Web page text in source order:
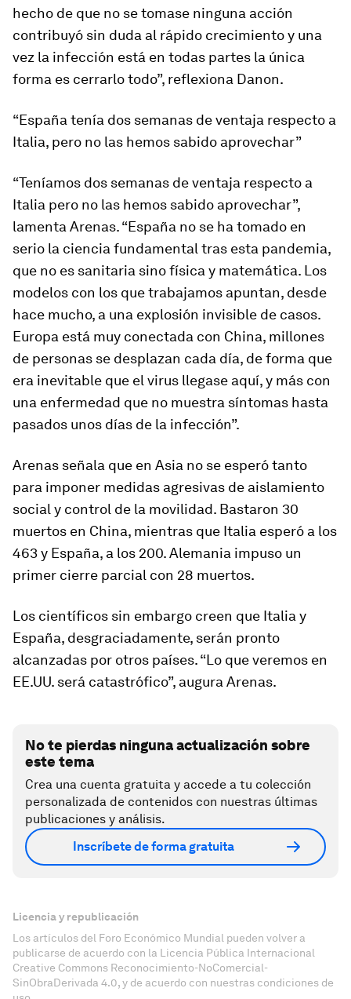
hecho de que no se tomase ninguna acción
contribuyó sin duda al rápido crecimiento y una
vez la infección está en todas partes la única
forma es cerrarlo todo”, reflexiona Danon.
“España tenía dos semanas de ventaja respecto a
Italia, pero no las hemos sabido aprovechar”
“Teníamos dos semanas de ventaja respecto a
Italia pero no las hemos sabido aprovechar”,
lamenta Arenas. “España no se ha tomado en
serio la ciencia fundamental tras esta pandemia,
que no es sanitaria sino física y matemática. Los
modelos con los que trabajamos apuntan, desde
hace mucho, a una explosión invisible de casos.
Europa está muy conectada con China, millones
de personas se desplazan cada día, de forma que
era inevitable que el virus llegase aquí, y más con
una enfermedad que no muestra síntomas hasta
pasados unos días de la infección”.
Arenas señala que en Asia no se esperó tanto
para imponer medidas agresivas de aislamiento
social y control de la movilidad. Bastaron 30
muertos en China, mientras que Italia esperó a los
463 y España, a los 200. Alemania impuso un
primer cierre parcial con 28 muertos.
Los científicos sin embargo creen que Italia y
España, desgraciadamente, serán pronto
alcanzadas por otros países. “Lo que veremos en
EE.UU. será catastrófico”, augura Arenas.
No te pierdas ninguna actualización sobre
este tema
Crea una cuenta gratuita y accede a tu colección
personalizada de contenidos con nuestras últimas
publicaciones y análisis.
Inscríbete de forma gratuita
Licencia y republicación
Los artículos del Foro Económico Mundial pueden volver a
publicarse de acuerdo con la Licencia Pública Internacional
Creative Commons Reconocimiento-NoComercial-
SinObraDerivada 4.0, y de acuerdo con nuestras condiciones de